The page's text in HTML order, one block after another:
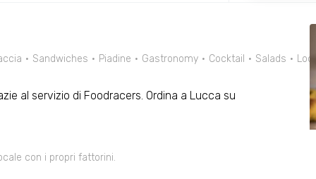
Sandwiches Piadine Gastronomy Cocktail Salads
Local
al servizio di Foodracers. Ordina a Lucca su
con i propri fattorini.